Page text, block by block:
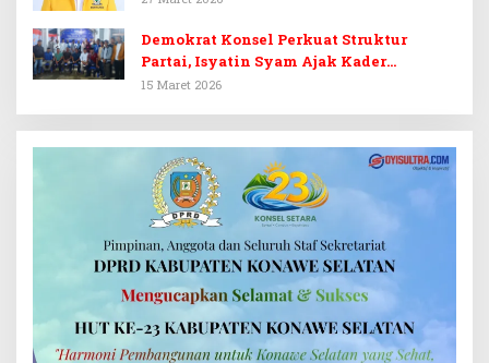
Demokrat Konsel Perkuat Struktur
Partai, Isyatin Syam Ajak Kader
Kembalikan Kejayaan
15 Maret 2026